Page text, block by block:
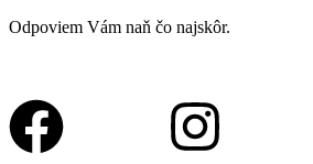
Odpoviem Vám naň čo najskôr.